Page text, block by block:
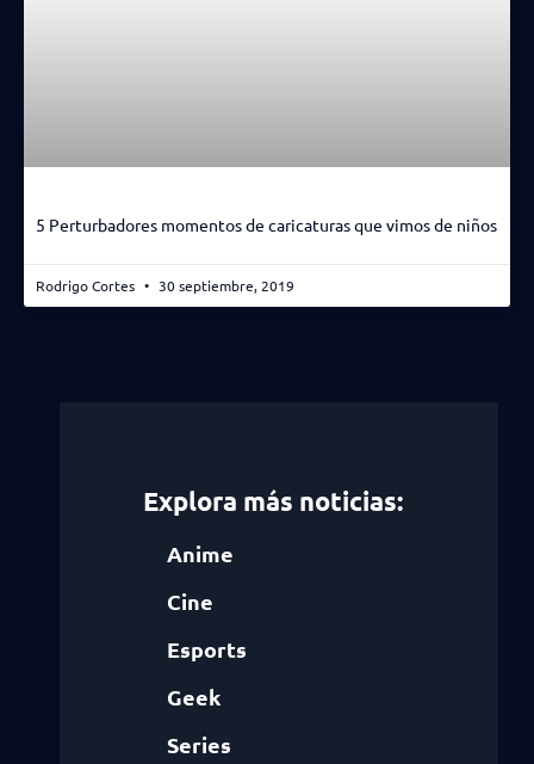
5 Perturbadores momentos de caricaturas que vimos de niños
Rodrigo Cortes 30 septiembre, 2019
Explora más noticias:
Anime
Cine
Esports
Geek
Series